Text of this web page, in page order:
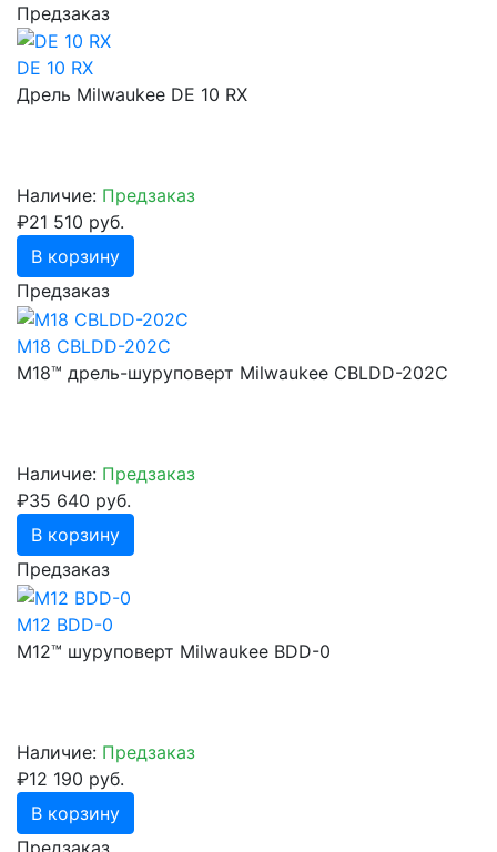
Предзаказ
DE 10 RX
Дрель Milwaukee DE 10 RX
Наличие: Предзаказ
₽21 510 руб.
В корзину
Предзаказ
M18 CBLDD-202C
M18™ дрель-шуруповерт Milwaukee CBLDD-202C
Наличие: Предзаказ
₽35 640 руб.
В корзину
Предзаказ
M12 BDD-0
М12™ шуруповерт Milwaukee BDD-0
Наличие: Предзаказ
₽12 190 руб.
В корзину
Предзаказ